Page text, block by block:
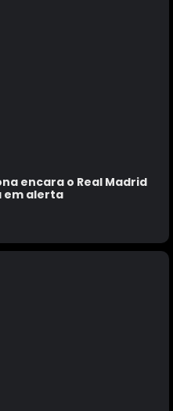
encara o Real Madrid
em alerta